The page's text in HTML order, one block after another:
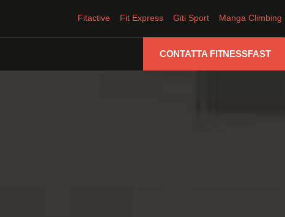
Fitactive Fit Express Giti Sport Manga Climbing
CONTATTA FITNESSFAST